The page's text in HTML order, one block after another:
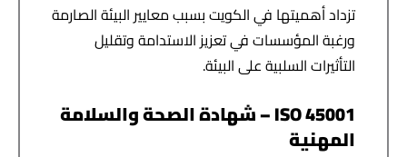
تزداد أهميتها في الكويت بسبب معايير البيئة الصارمة
ورغبة المؤسسات في تعزيز الاستدامة وتقليل
التأثيرات السلبية على البيئة.
ISO 45001 – شهادة الصحة والسلامة
المهنية